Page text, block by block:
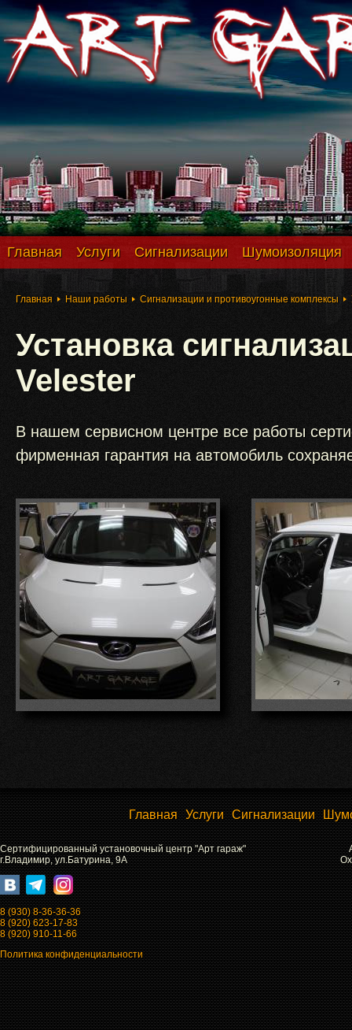
Главная Услуги Сигнализации Шумоизоляция
Главная Наши работы Сигнализации и противоугонные комплексы
Установка
Velester
В нашем сервисном центре все работы
фирменная гарантия на автомобиль
Главная Услуги Сигнализации
Сертифицированный установочный центр "Арт гараж"
г.Владимир, ул.Батурина, 9А
8 (930) 8-36-36-36
8 (920) 623-17-83
8 (920) 910-11-66
Политика конфиденциальности